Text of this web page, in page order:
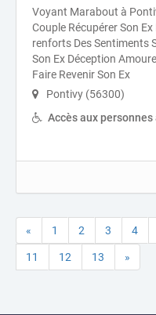
Voyant Marabout à
Couple Récupérer Son
renforts Des Sentiments
Son Ex Déception
Faire Revenir Son Ex
Pontivy (56300)
Accès aux
« 1 2 3 4
11 12 13 »